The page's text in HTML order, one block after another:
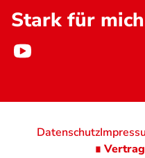
Stark für
Datenschutz
∎